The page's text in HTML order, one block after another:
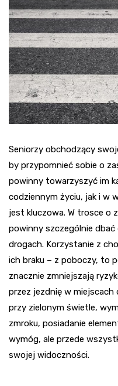
Seniorzy obchodzący
by przypomnieć sobie o
powinny towarzyszyć im
codziennym życiu, jak i w
jest kluczowa. W trosce o
powinny szczególnie
drogach. Korzystanie z
ich braku – z poboczy, to
znacznie zmniejszają
przez jezdnię w
przy zielonym świetle,
zmroku, posiadanie
wymóg, ale przede
swojej widoczności.